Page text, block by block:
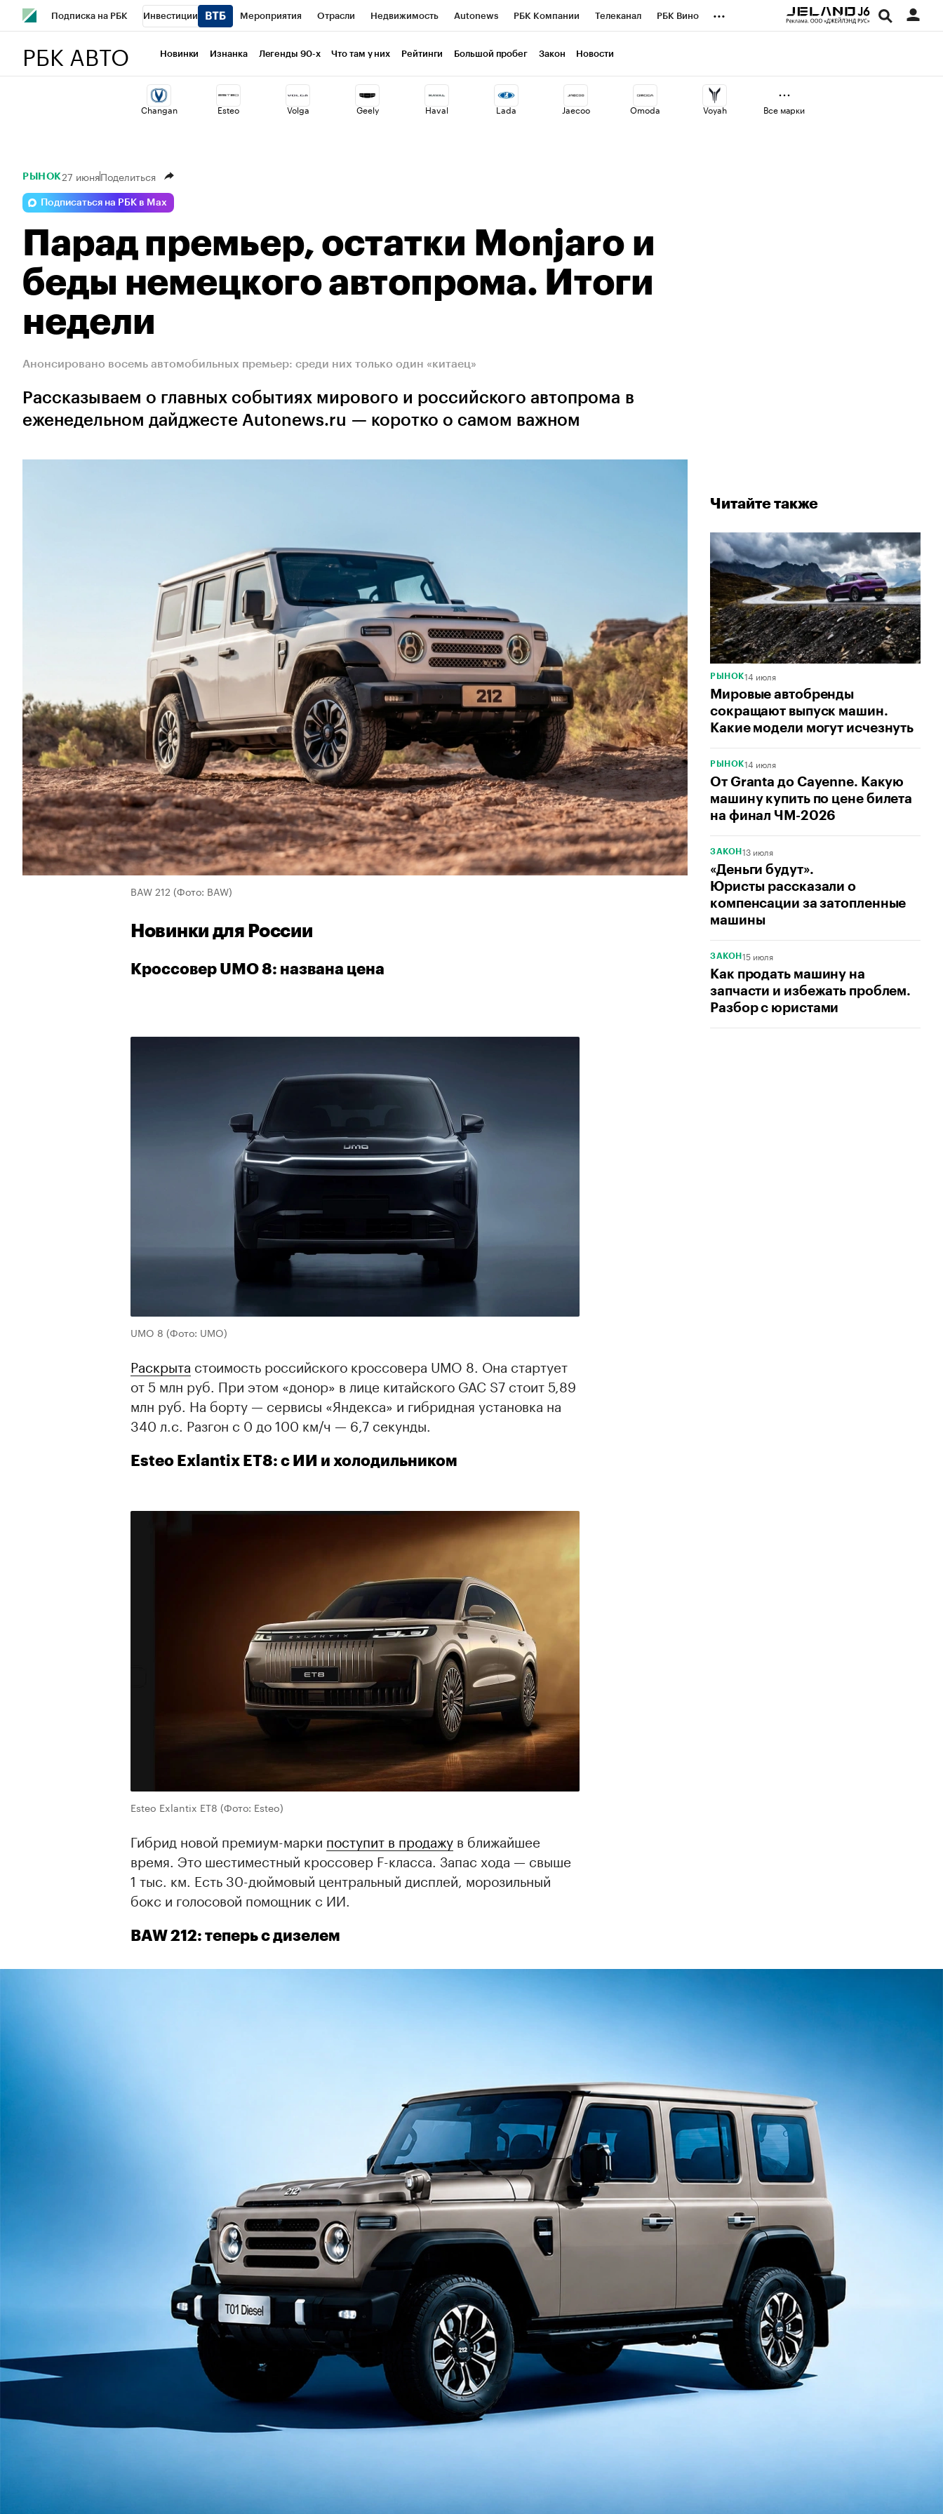
Подписка на РБК Инвестиции Мероприятия Отрасли Недвижимость Autonews РБК Компании Телеканал РБК Вино
Визионеры
Стиль Крипто РБК Бизнес-среда Дискуссионный клуб Исследования Кредитные рейтинги Франшизы Газета
Конференции СПб Спецпроекты Проверка контрагентов Экономика Бизнес
...
РБК АВТО Новинки Изнанка Легенды 90-х Что там у них Рейтинги Большой пробег Закон Новости
Changan Esteo Volga Geely Haval Lada Jaecoo Omoda Voyah Все марки
Читайте также
РЫНОК14 июля
Мировые автобренды
сокращают выпуск машин.
Какие модели могут исчезнуть
РЫНОК14 июля
От Granta до Cayenne. Какую
машину купить по цене билета
на финал ЧМ-2026
ЗАКОН 13 июля
«Деньги будут».
Юристы рассказали о
компенсации за затопленные
машины
ЗАКОН 15 июля
Как продать машину на
запчасти и избежать проблем.
Разбор с юристами
РЫНОК 27 июняПоделиться
Подписаться на РБК в Max
Парад премьер, остатки Monjaro и
беды немецкого автопрома. Итоги
недели
Анонсировано восемь автомобильных премьер: среди них только один «китаец»
Рассказываем о главных событиях мирового и российского автопрома в
еженедельном дайджесте Autonews.ru — коротко о самом важном
BAW 212 (Фото: BAW)
Новинки для России
Кроссовер UMO 8: названа цена
00:00
UMO 8 (Фото: UMO)
Раскрыта стоимость российского кроссовера UMO 8. Она стартует
от 5 млн руб. При этом «донор» в лице китайского GAC S7 стоит 5,89
млн руб. На борту — сервисы «Яндекса» и гибридная установка на
340 л.с. Разгон с 0 до 100 км/ч — 6,7 секунды.
Esteo Exlantix ET8: с ИИ и холодильником
Esteo Exlantix ET8 (Фото: Esteo)
Гибрид новой премиум-марки поступит в продажу в ближайшее
время. Это шестиместный кроссовер F-класса. Запас хода — свыше
1 тыс. км. Есть 30-дюймовый центральный дисплей, морозильный
бокс и голосовой помощник с ИИ.
BAW 212: теперь с дизелем